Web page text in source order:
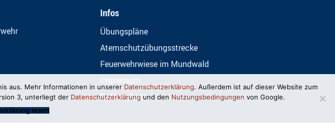
Infos
Übungspläne
Atemschutzübungsstrecke
Feuerwehrwiese im Mundwald
Datenschutz
aus. Mehr Informationen in unserer Datenschutzerklärung. Außerdem ist auf dieser Website zum
3, unterliegt der Datenschutzerklärung und den Nutzungsbedingungen von Google.
lesen